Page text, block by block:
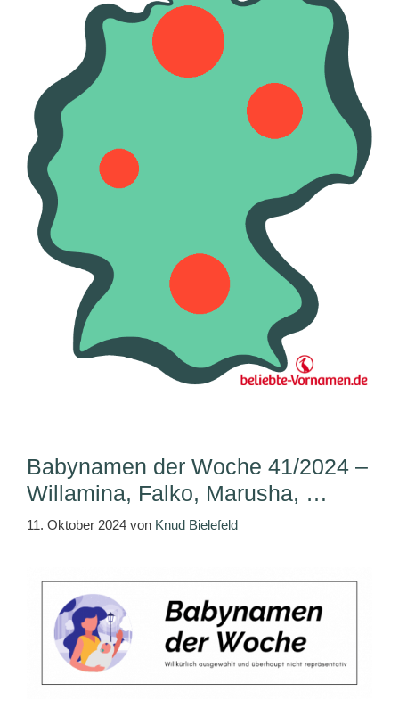
Babynamen der Woche 41/2024 –
Willamina, Falko, Marusha, …
11. Oktober 2024 von Knud Bielefeld